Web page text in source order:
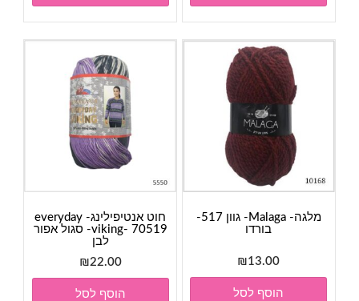
מלגה- Malaga- גוון 517-
בורדו
₪13.00
הוסף לסל
חוט אנטיפילינג- everyday
viking- 70519- סגול אפור
לבן
₪22.00
הוסף לסל